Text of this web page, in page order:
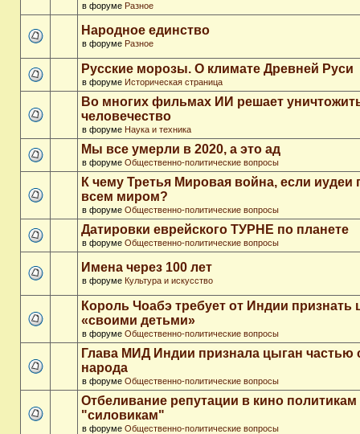
в форуме Разное
Народное единство
в форуме Разное
Русские морозы. О климате Древней Руси
в форуме Историческая страница
Во многих фильмах ИИ решает
человечество
в форуме Наука и техника
Мы все умерли в 2020, а это ад
в форуме Общественно-политические вопросы
К чему Третья Мировая война, если иудеи
всем миром?
в форуме Общественно-политические вопросы
Датировки еврейского ТУРНЕ по планете
в форуме Общественно-политические вопросы
Имена через 100 лет
в форуме Культура и искусство
Король Чоабэ требует от Индии признать
«своими детьми»
в форуме Общественно-политические вопросы
Глава МИД Индии признала цыган частью
народа
в форуме Общественно-политические вопросы
Отбеливание репутации в кино политикам
"силовикам"
в форуме Общественно-политические вопросы